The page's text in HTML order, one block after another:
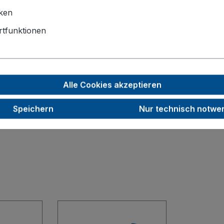
160
40
400
65,5
RAL 7016
Alle Cookies akzeptieren
Speichern Nur technisch